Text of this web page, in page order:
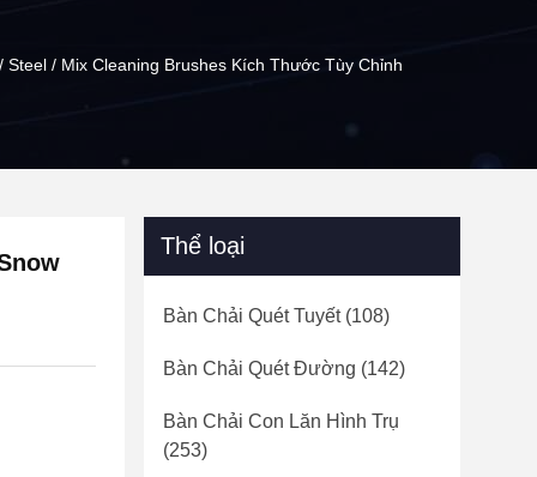
/ Mix Cleaning Brushes Kích Thước Tùy Chỉnh
Thể loại
Bàn Chải Quét Tuyết(108)
Bàn Chải Quét Đường (142)
Bàn Chải Con Lăn Hình Trụ
(253)